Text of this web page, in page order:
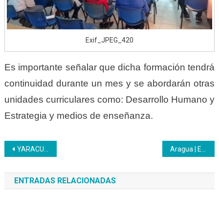
Exif_JPEG_420
Es importante señalar que dicha formación tendrá
continuidad durante un mes y se abordarán otras
unidades curriculares como: Desarrollo Humano y
Estrategia y medios de enseñanza.
Navegación
de
entradas
YARACUY | Con nutrida participación arrancó el Plan Formador de Formadores
ENTRADAS RELACIONADAS